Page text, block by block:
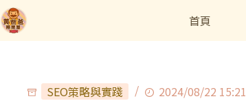
首頁
SEO策略與實踐 2024/08/22 15:21